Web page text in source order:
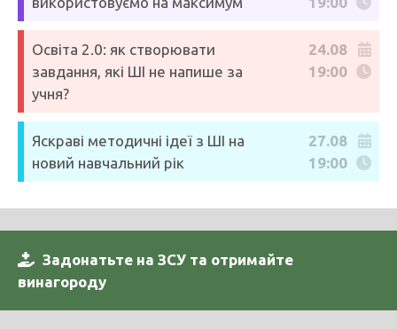
Освіта 2.0: як створювати
завдання, які ШІ не напише за
учня?
24.08
19:00
Яскраві методичні ідеї з ШІ на
новий навчальний рік
27.08
19:00
Задонатьте на ЗСУ та отримайте
винагороду